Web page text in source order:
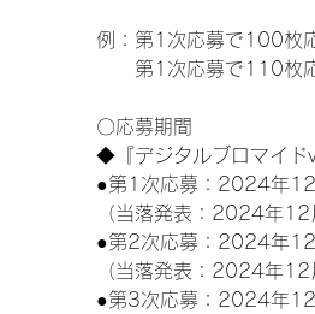
例：第1次応募で100枚
第1次応募で110枚
〇応募期間
◆『デジタルブロマイド
●第1次応募：2024年
（当落発表：2024年
●第2次応募：2024年
（当落発表：2024年
●第3次応募：2024年